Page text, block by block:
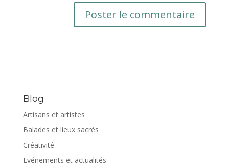
Blog
Artisans et artistes
Balades et lieux sacrés
Créativité
Evénements et actualités